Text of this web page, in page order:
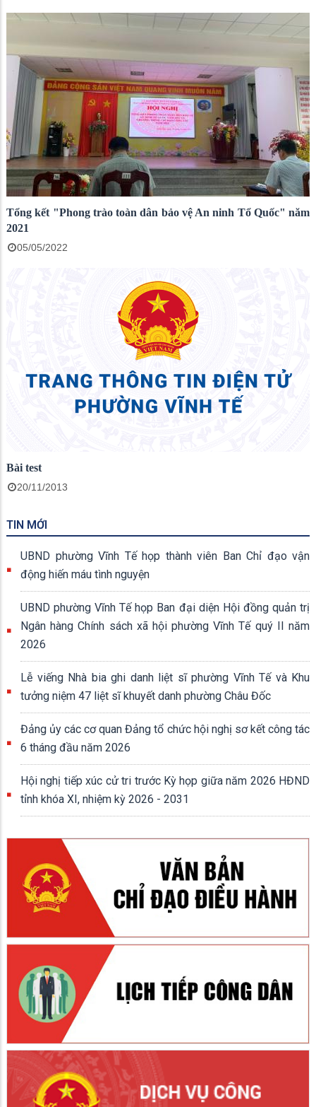
Tổng kết "Phong trào toàn dân bảo vệ An ninh Tổ Quốc" năm
2021
05/05/2022
Bài test
20/11/2013
TIN MỚI
UBND phường Vĩnh Tế họp thành viên Ban Chỉ đạo vận
động hiến máu tình nguyện
UBND phường Vĩnh Tế họp Ban đại diện Hội đồng quản trị
Ngân hàng Chính sách xã hội phường Vĩnh Tế quý II năm
2026
Lễ viếng Nhà bia ghi danh liệt sĩ phường Vĩnh Tế và Khu
tưởng niệm 47 liệt sĩ khuyết danh phường Châu Đốc
Đảng ủy các cơ quan Đảng tổ chức hội nghị sơ kết công tác
6 tháng đầu năm 2026
Hội nghị tiếp xúc cử tri trước Kỳ họp giữa năm 2026 HĐND
tỉnh khóa XI, nhiệm kỳ 2026 - 2031